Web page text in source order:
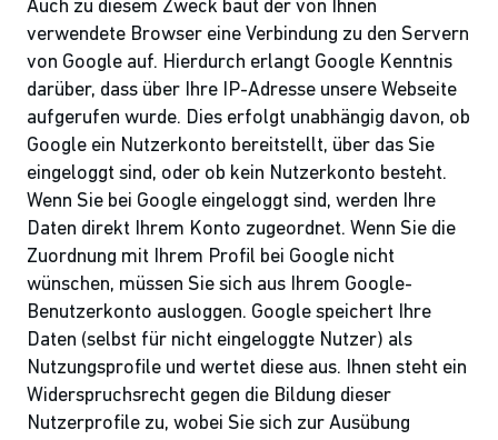
Auch zu diesem Zweck baut der von Ihnen
verwendete Browser eine Verbindung zu den Servern
von Google auf. Hierdurch erlangt Google Kenntnis
darüber, dass über Ihre IP-Adresse unsere Webseite
aufgerufen wurde. Dies erfolgt unabhängig davon, ob
Google ein Nutzerkonto bereitstellt, über das Sie
eingeloggt sind, oder ob kein Nutzerkonto besteht.
Wenn Sie bei Google eingeloggt sind, werden Ihre
Daten direkt Ihrem Konto zugeordnet. Wenn Sie die
Zuordnung mit Ihrem Profil bei Google nicht
wünschen, müssen Sie sich aus Ihrem Google-
Benutzerkonto ausloggen. Google speichert Ihre
Daten (selbst für nicht eingeloggte Nutzer) als
Nutzungsprofile und wertet diese aus. Ihnen steht ein
Widerspruchsrecht gegen die Bildung dieser
Nutzerprofile zu, wobei Sie sich zur Ausübung